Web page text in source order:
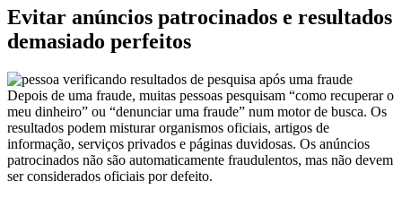
Evitar anúncios patrocinados e resultados
demasiado perfeitos
Depois de uma fraude, muitas pessoas pesquisam “como recuperar o
meu dinheiro” ou “denunciar uma fraude” num motor de busca. Os
resultados podem misturar organismos oficiais, artigos de
informação, serviços privados e páginas duvidosas. Os anúncios
patrocinados não são automaticamente fraudulentos, mas não devem
ser considerados oficiais por defeito.